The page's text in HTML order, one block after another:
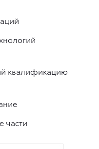
квалификацию
части